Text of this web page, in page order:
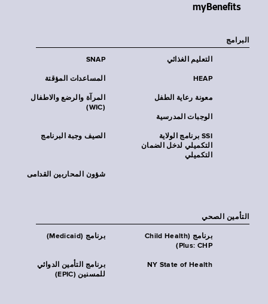
myBenefits
البرامج
SNAP التعليم الغذائي
المساعدات المؤقتة HEAP
المرآة والرضع والاطفال
(WIC)
معونة رعاية الطفل
الوجبات المدرسية
الصيف وجبة البرنامج
SSI برنامج الولاية
التكميلي لدخل الضمان
التكميلي
شؤون المحاربين القدامى
التأمين الصحي
برنامج (Medicaid)
برنامج (Child Health
Plus: CHP)
برنامج التأمين الدوائي
للمسنين (EPIC)
NY State of Health